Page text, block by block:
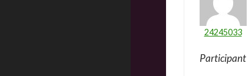
24245033
Participant